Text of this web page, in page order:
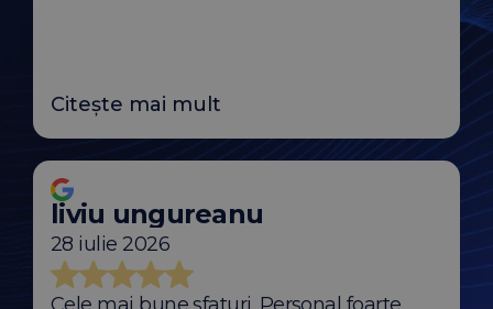
Citește mai mult
liviu ungureanu
28 iulie 2026